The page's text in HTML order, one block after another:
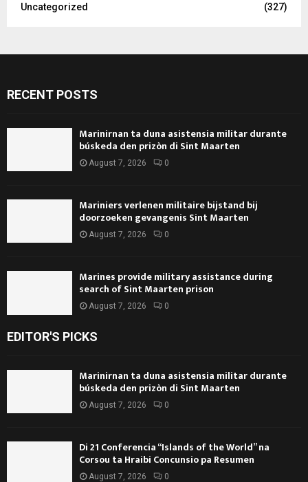
Uncategorized
(327)
RECENT POSTS
Marinirnan ta duna asistensia militar durante
búskeda den prizòn di Sint Maarten
August 7, 2026 0
Mariniers verlenen militaire bijstand bij
doorzoeken gevangenis Sint Maarten
August 7, 2026 0
Marines provide military assistance during
search of Sint Maarten prison
August 7, 2026 0
EDITOR'S PICKS
Marinirnan ta duna asistensia militar durante
búskeda den prizòn di Sint Maarten
August 7, 2026 0
Di 21 Conferencia “Islands of the World” na
Corsou ta Hraibi Concunsio pa Resumen
August 7, 2026 0